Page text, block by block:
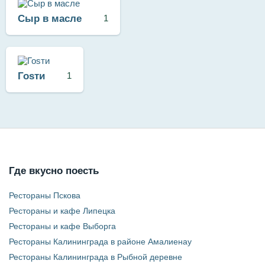
Сыр в масле 1
Гоsти 1
Где вкусно поесть
Рестораны Пскова
Рестораны и кафе Липецка
Рестораны и кафе Выборга
Рестораны Калининграда в районе Амалиенау
Рестораны Калининграда в Рыбной деревне